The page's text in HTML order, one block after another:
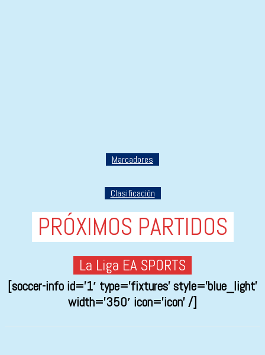
Marcadores
Clasificación
PRÓXIMOS PARTIDOS
La Liga EA SPORTS
[soccer-info id=’1′ type=’fixtures’ style=’blue_light’
width=’350′ icon=’icon’ /]